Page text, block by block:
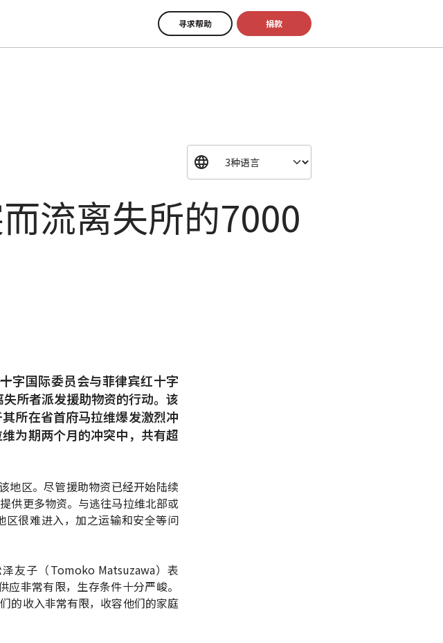
寻求帮助 捐款
流离失所的7000
字国际委员会与菲律宾红十字
所者派发援助物资的行动。该
所在省首府马拉维爆发激烈冲
为期两个月的冲突中，共有超
地区。尽管援助物资已经开始陆续
供更多物资。与逃往马拉维北部或
很难进入，加之运输和安全等问
友子（Tomoko Matsuzawa）表
非常有限，生存条件十分严峻。
的收入非常有限，收容他们的家庭